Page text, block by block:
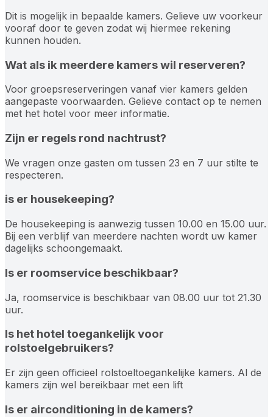
Dit is mogelijk in bepaalde kamers. Gelieve uw voorkeur
vooraf door te geven zodat wij hiermee rekening
kunnen houden.
Wat als ik meerdere kamers wil reserveren?
Voor groepsreserveringen vanaf vier kamers gelden
aangepaste voorwaarden. Gelieve contact op te nemen
met het hotel voor meer informatie.
Zijn er regels rond nachtrust?
We vragen onze gasten om tussen 23 en 7 uur stilte te
respecteren.
is er housekeeping?
De housekeeping is aanwezig tussen 10.00 en 15.00 uur.
Bij een verblijf van meerdere nachten wordt uw kamer
dagelijks schoongemaakt.
Is er roomservice beschikbaar?
Ja, roomservice is beschikbaar van 08.00 uur tot 21.30
uur.
Is het hotel toegankelijk voor
rolstoelgebruikers?
Er zijn geen officieel rolstoeltoegankelijke kamers. Al de
kamers zijn wel bereikbaar met een lift
Is er airconditioning in de kamers?